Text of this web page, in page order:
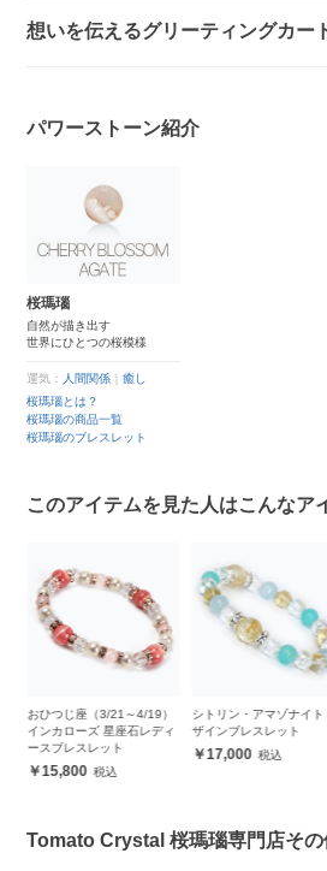
想いを伝えるグリーティングカー
パワーストーン紹介
桜瑪瑙
自然が描き出す
世界にひとつの桜模様
運気： 人間関係 ｜癒し
桜瑪瑙とは？
桜瑪瑙の商品一覧
桜瑪瑙のブレスレット
このアイテムを見た人はこんなア
おひつじ座（3/21～4/19）
インカローズ 星座石レディ
ースブレスレット
15,800
シトリン・アマゾナイト
ザインブレスレット
17,000
Tomato Crystal 桜瑪瑙専門店その